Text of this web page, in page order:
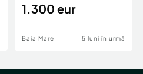
mp – Vizibili
1.300 eur
Baia Mare 5 luni în urmă